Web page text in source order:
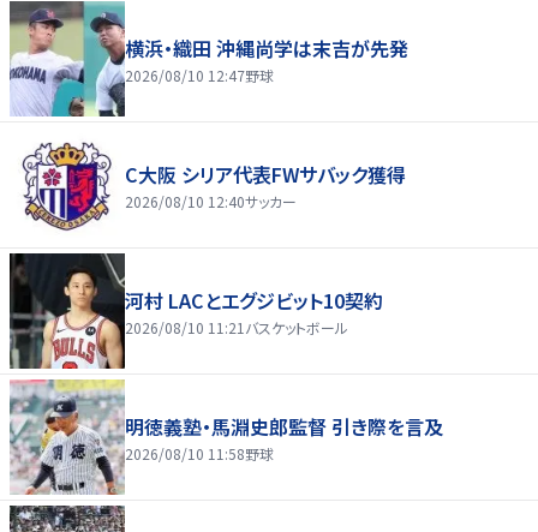
横浜・織田 沖縄尚学は末吉が先発
2026/08/10 12:47野球
C大阪 シリア代表FWサバック獲得
2026/08/10 12:40サッカー
河村 LACとエグジビット10契約
2026/08/10 11:21 バスケットボール
明徳義塾・馬淵史郎監督 引き際を言及
2026/08/10 11:58野球